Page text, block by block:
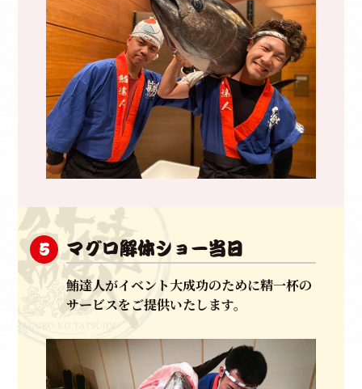
5 マグロ解体ショー当日
鮪達人がイベント大成功のために精一杯の
サービスをご提供いたします。